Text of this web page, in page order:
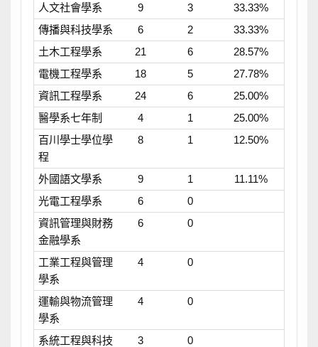
人文社會學系
9 3
33.33%
傳播與科技學系
6 2
33.33%
土木工程學系
21 6
28.57%
電機工程學系
18 5
27.78%
資訊工程學系
24 6
25.00%
醫學系七年制
4 1
25.00%
百川學士學位學
程
8 1 12.50%
外國語文學系 9 1
11.11%
光電工程學系
6
0
資訊管理與財務
金融學系
6 0
工業工程與管理
學系
4 0
運輸與物流管理
學系
4 0
系統工程與科技
3 0